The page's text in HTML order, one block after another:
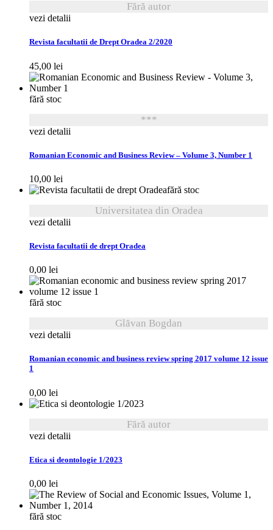
Fără autor
vezi detalii
Revista facultatii de Drept Oradea 2/2020
45,00 lei
fără stoc
***
vezi detalii
Romanian Economic and Business Review – Volume 3, Number 1
10,00 lei
fără stoc
Universitatea din Oradea
vezi detalii
Revista facultatii de drept Oradea
0,00 lei
fără stoc
Glăvan Bogdan
vezi detalii
Romanian economic and business review spring 2017 volume 12 issue
1
0,00 lei
Fără autor
vezi detalii
Etica si deontologie 1/2023
0,00 lei
fără stoc